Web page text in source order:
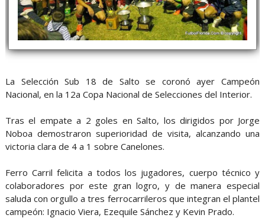
La Selección Sub 18 de Salto se coronó ayer Campeón
Nacional, en la 12a Copa Nacional de Selecciones del Interior.
Tras el empate a 2 goles en Salto, los dirigidos por Jorge
Noboa demostraron superioridad de visita, alcanzando una
victoria clara de 4 a 1 sobre Canelones.
Ferro Carril felicita a todos los jugadores, cuerpo técnico y
colaboradores por este gran logro, y de manera especial
saluda con orgullo a tres ferrocarrileros que integran el plantel
campeón: Ignacio Viera, Ezequile Sánchez y Kevin Prado.